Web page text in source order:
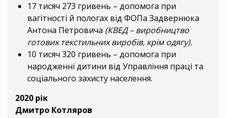
17 тисяч 273 гривень – допомога при
вагітності й пологах від ФОПа Задвернюка
Антона Петровича (КВЕД – виробництво
готових текстильних виробів, крім одягу).
10 тисяч 320 гривень – допомога при
народженні дитини від Управління праці та
соціального захисту населення.
2020 рік
Дмитро Котляров